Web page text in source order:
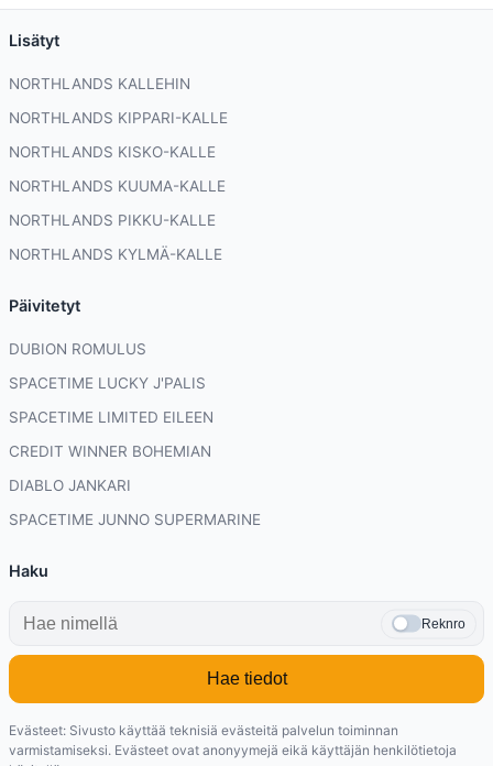
Lisätyt
NORTHLANDS KALLEHIN
NORTHLANDS KIPPARI-KALLE
NORTHLANDS KISKO-KALLE
NORTHLANDS KUUMA-KALLE
NORTHLANDS PIKKU-KALLE
NORTHLANDS KYLMÄ-KALLE
Päivitetyt
DUBION ROMULUS
SPACETIME LUCKY J'PALIS
SPACETIME LIMITED EILEEN
CREDIT WINNER BOHEMIAN
DIABLO JANKARI
SPACETIME JUNNO SUPERMARINE
Haku
Reknro
Hae tiedot
Evästeet: Sivusto käyttää teknisiä evästeitä palvelun toiminnan
varmistamiseksi. Evästeet ovat anonyymejä eikä käyttäjän henkilötietoja